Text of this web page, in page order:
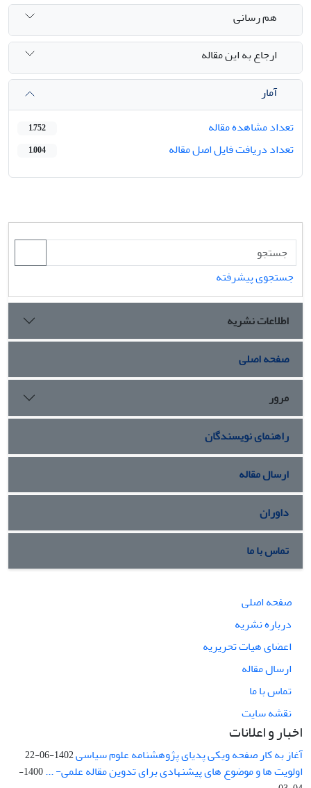
هم رسانی
ارجاع به این مقاله
آمار
تعداد مشاهده مقاله
1,752
تعداد دریافت فایل اصل مقاله 1,004
جستجوی پیشرفته
اطلاعات نشریه
صفحه اصلی
مرور
راهنمای نویسندگان
ارسال مقاله
داوران
تماس با ما
صفحه اصلی
درباره نشریه
اعضای هیات تحریریه
ارسال مقاله
تماس با ما
نقشه سایت
اخبار و اعلانات
آغاز به کار صفحه ویکی پدیای پژوهشنامه علوم سیاسی1402-06-22
اولویت ها و موضوع های پیشنهادی برای تدوین مقاله علمی- ...
1400-